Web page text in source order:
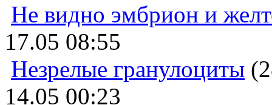
Не видно эмбрион и
17.05 08:55
Незрелые гранулоциты
14.05 00:23